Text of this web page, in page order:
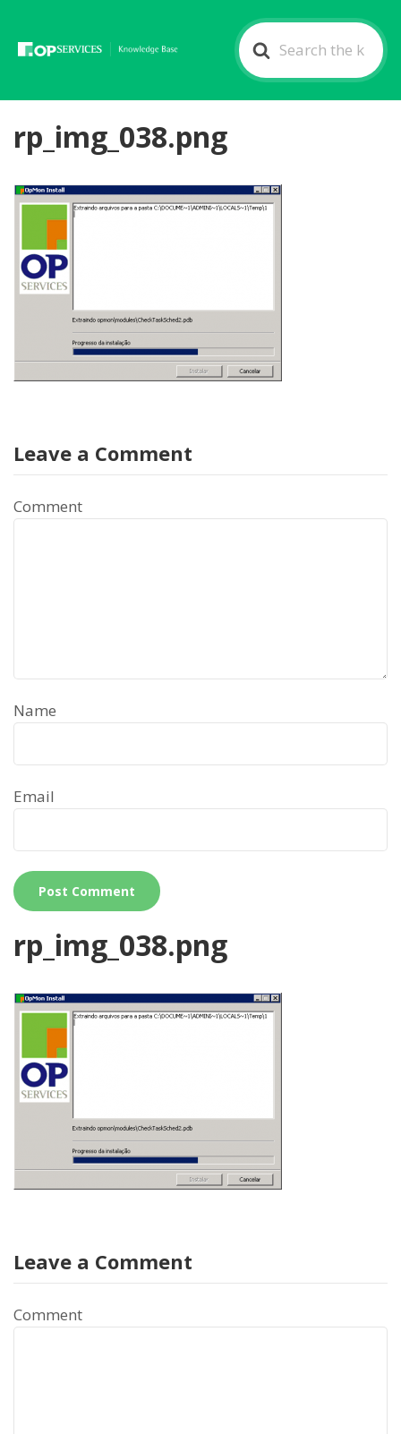
Search
For
rp_img_038.png
Leave a Comment
Comment
Name
Email
rp_img_038.png
Leave a Comment
Comment